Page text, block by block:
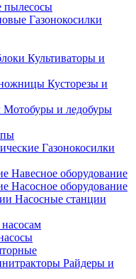
пылесосы
Газонокосилки
Культиваторы и
Кусторезы и
Мотобуры и ледобуры
Газонокосилки
Навесное оборудование
Насосное оборудование
Насосные станции
Райдеры и